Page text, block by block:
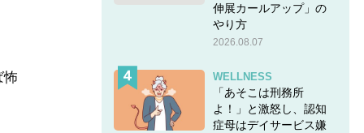
怖
伸展カールアップ」の
やり方
2026.08.07
WELLNESS
「あそこは刑務所
よ！」と激怒し、認知
症母はデイサービス嫌